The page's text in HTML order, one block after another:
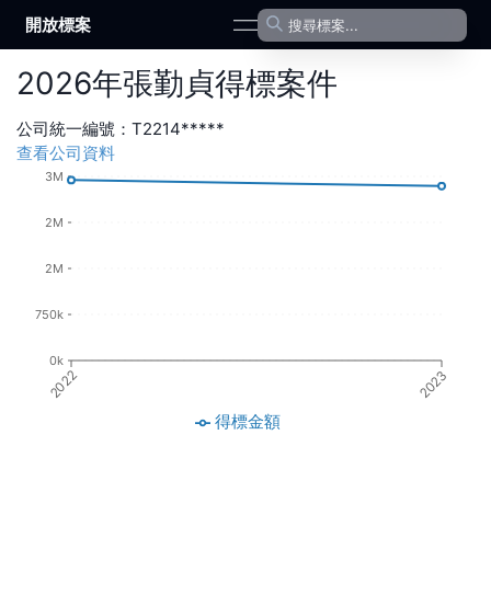
開放標案 open navigation menu
2026年張勤貞得標案件
公司統一編號： T2214*****
查看公司資料
2022 2023
0k
750k
2M
2M
3M
得標金額